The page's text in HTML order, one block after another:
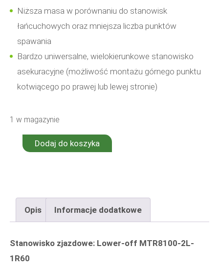
Niższa masa w porównaniu do stanowisk
łańcuchowych oraz mniejsza liczba punktów
spawania
Bardzo uniwersalne, wielokierunkowe stanowisko
asekuracyjne (możliwość montażu górnego punktu
kotwiącego po prawej lub lewej stronie)
1 w magazynie
2L-
1R60
Dodaj do koszyka
Opis Informacje dodatkowe
Stanowisko zjazdowe: Lower-off MTR8100-2L-
1R60